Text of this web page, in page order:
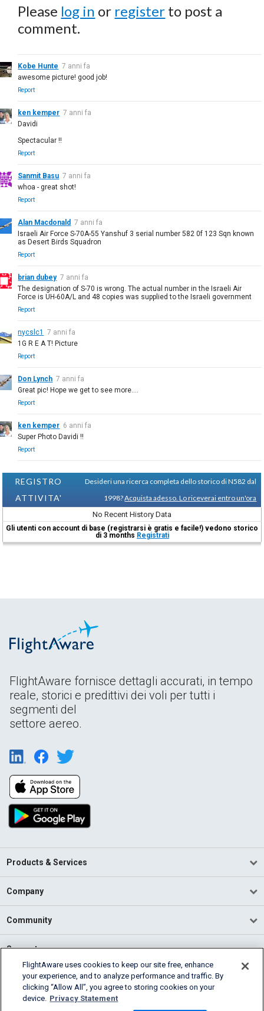
Please log in or register to post a
comment.
Kobe Hunte 7 anni fa
awesome picture! good job!
Report
ken kemper 7 anni fa
Davidi
Spectacular !!
Report
Sanmit Basu 7 anni fa
whoa - great shot!
Report
Alan Macdonald
7 anni fa
Israeli Air Force S-70A-55 Yanshuf 3 serial number 582 0f 123 Sqn known
as Desert Birds Squadron
Report
brian dubey 7 anni fa
The designation of S-70 is wrong. The actual number in the Israeli Air
Force is UH-60A/L and 48 copies was supplied to the Israeli government
Report
nycslc1
7 anni fa
1G R E A T! Picture
Report
Don Lynch 7 anni fa
Great pic! Hope we get to see more....
Report
ken kemper 6 anni fa
Super Photo Davidi !!
Report
REGISTRO
ATTIVITA'
Desideri una ricerca completa dello storico di N582 dal
1998?Acquista adesso. Lo riceverai entro un'ora
No Recent History Data
Gli utenti con account di base (registrarsi è gratis e facile!) vedono storico
di 3 months Registrati
FlightAware fornisce dettagli accurati, in tempo
reale, storici e predittivi dei voli per tutti i
segmenti del
settore aereo.
Products & Services
Company
Community
Support
English (USA)
2026 FlightAware
FlightAware uses cookies to keep our site free, enhance
your experience, and to analyze performance and traffic. By
clicking “Allow All”, you agree to storing cookies on your
device. Privacy Statement